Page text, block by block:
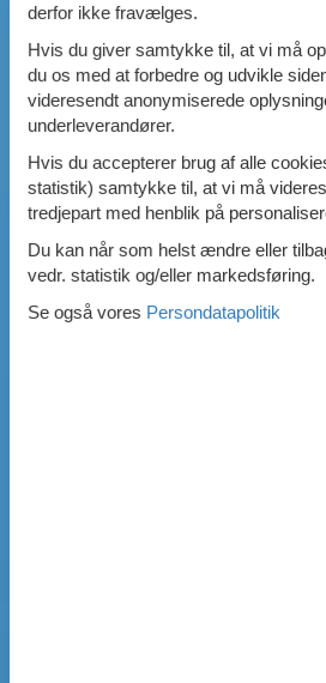
derfor ikke fravælges.
Hvis du giver samtykke til, at vi må
du os med at forbedre og udvikle
videresendt anonymiserede
underleverandører.
Hvis du accepterer brug af alle
statistik) samtykke til, at vi må
tredjepart med henblik på
Du kan når som helst ændre eller
vedr. statistik og/eller markedsføring.
Se også vores Persondatapolitik